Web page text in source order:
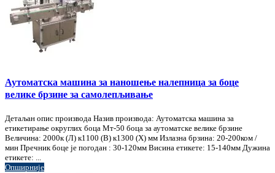
Аутоматска машина за наношење налепница за боце
велике брзине за самолепљивање
Детаљан опис производа Назив производа: Аутоматска машина за
етикетирање округлих боца Мт-50 боца за аутоматске велике брзине
Величина: 2000к (Л) к1100 (В) к1300 (Х) мм Излазна брзина: 20-200ком /
мин Пречник боце је погодан : 30-120мм Висина етикете: 15-140мм Дужина
етикете: ...
Опширније